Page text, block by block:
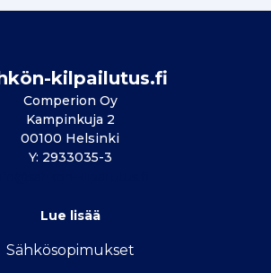
kilpailutus.fi
Comperion Oy
Kampinkuja 2
00100 Helsinki
Y: 2933035-3
Lue lisää
Sähkösopimukset